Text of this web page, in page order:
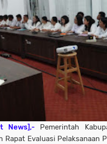
News],-Pemerintah
Rapat Evaluasi Pelaksanaan